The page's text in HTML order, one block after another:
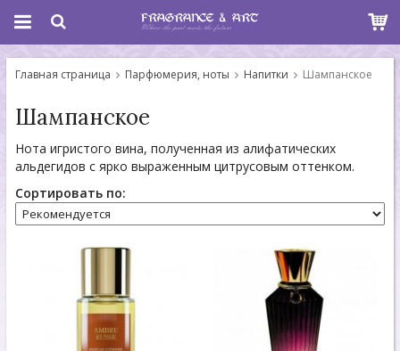
Главная страница Парфюмерия, ноты Напитки Шампанское
Шампанское
Нота игристого вина, полученная из алифатических
альдегидов с ярко выраженным цитрусовым оттенком.
Сортировать по: